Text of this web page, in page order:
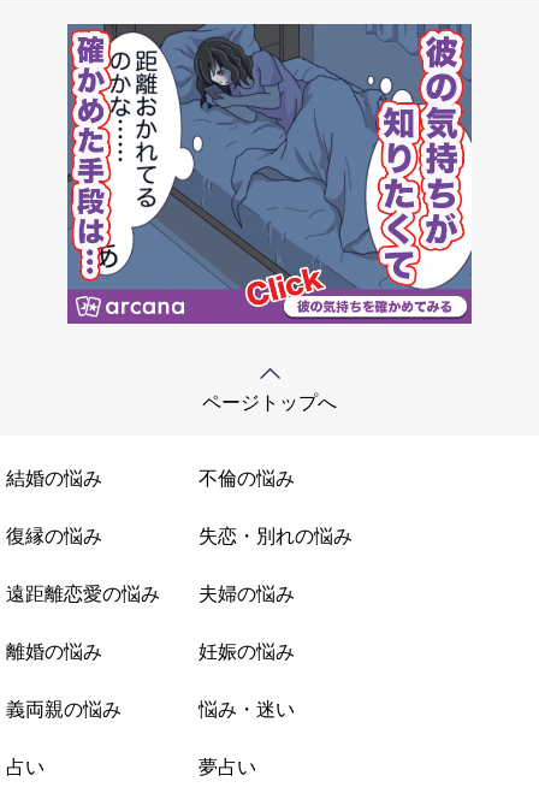
ページトップへ
結婚の悩み 不倫の悩み
復縁の悩み 失恋・別れの悩み
遠距離恋愛の悩み 夫婦の悩み
離婚の悩み 妊娠の悩み
義両親の悩み 悩み・迷い
占い 夢占い